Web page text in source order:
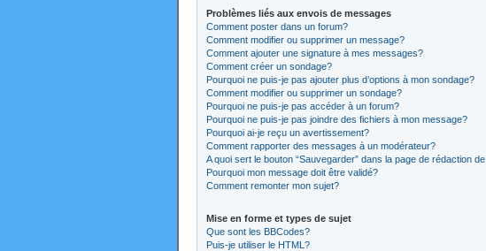
Problèmes liés aux envois de messages
Comment poster dans un forum?
Comment modifier ou supprimer un message?
Comment ajouter une signature à mes messages?
Comment créer un sondage?
Pourquoi ne puis-je pas ajouter plus d’options à mon sondage?
Comment modifier ou supprimer un sondage?
Pourquoi ne puis-je pas accéder à un forum?
Pourquoi ne puis-je pas joindre des fichiers à mon message?
Pourquoi ai-je reçu un avertissement?
Comment rapporter des messages à un modérateur?
A quoi sert le bouton “Sauvegarder” dans la page de rédaction
Pourquoi mon message doit être validé?
Comment remonter mon sujet?
Mise en forme et types de sujet
Que sont les BBCodes?
Puis-je utiliser le HTML?